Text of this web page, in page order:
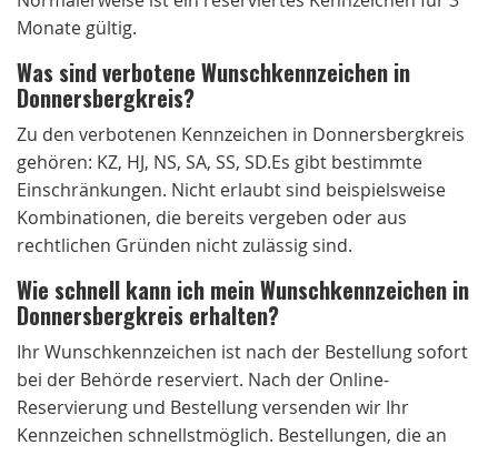
Monate gültig.
Was sind verbotene Wunschkennzeichen in
Donnersbergkreis?
Zu den verbotenen Kennzeichen in Donnersbergkreis
gehören: KZ, HJ, NS, SA, SS, SD.Es gibt bestimmte
Einschränkungen. Nicht erlaubt sind beispielsweise
Kombinationen, die bereits vergeben oder aus
rechtlichen Gründen nicht zulässig sind.
Wie schnell kann ich mein Wunschkennzeichen in
Donnersbergkreis erhalten?
Ihr Wunschkennzeichen ist nach der Bestellung sofort
bei der Behörde reserviert. Nach der Online-
Reservierung und Bestellung versenden wir Ihr
Kennzeichen schnellstmöglich. Bestellungen, die an